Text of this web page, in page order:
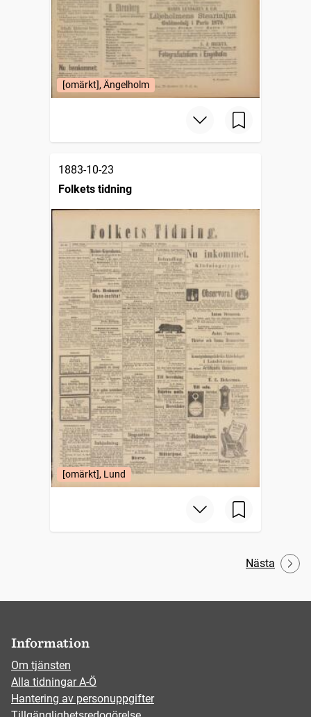
[omärkt], Ängelholm
1883-10-23
Folkets tidning
[omärkt], Lund
Nästa
Information
Om tjänsten
Alla tidningar A-Ö
Hantering av personuppgifter